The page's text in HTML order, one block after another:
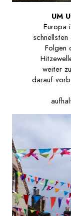
UM
Europa
Folgen
weiter
darauf